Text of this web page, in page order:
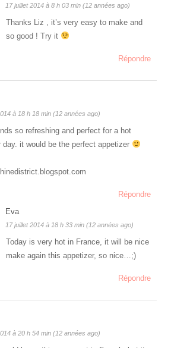
17 juillet 2014 à 8 h 03 min (12 années ago)
Thanks Liz , it’s very easy to make and
so good ! Try it
Répondre
à 18 h 18 min (12 années ago)
so refreshing and perfect for a hot
day. it would be the perfect appetizer
Répondre
Eva
17 juillet 2014 à 18 h 33 min (12 années ago)
Today is very hot in France, it will be nice
make again this appetizer, so nice…;)
Répondre
à 20 h 54 min (12 années ago)